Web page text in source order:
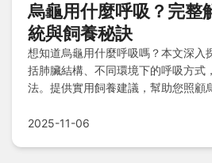
烏龜用什麼呼吸？完整
統與飼養秘訣
想知道烏龜用什麼呼吸嗎？本文深入
括肺臟結構、不同環境下的呼吸方式
法。提供實用飼養建議，幫助您照顧
2025-11-06